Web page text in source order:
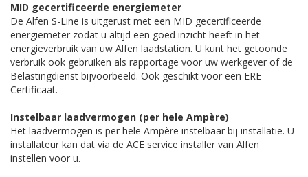
MID gecertificeerde energiemeter
De Alfen S-Line is uitgerust met een MID gecertificeerde
energiemeter zodat u altijd een goed inzicht heeft in het
energieverbruik van uw Alfen laadstation. U kunt het getoonde
verbruik ook gebruiken als rapportage voor uw werkgever of de
Belastingdienst bijvoorbeeld. Ook geschikt voor een ERE
Certificaat.
Instelbaar laadvermogen (per hele Ampère)
Het laadvermogen is per hele Ampère instelbaar bij installatie. U
installateur kan dat via de ACE service installer van Alfen
instellen voor u.